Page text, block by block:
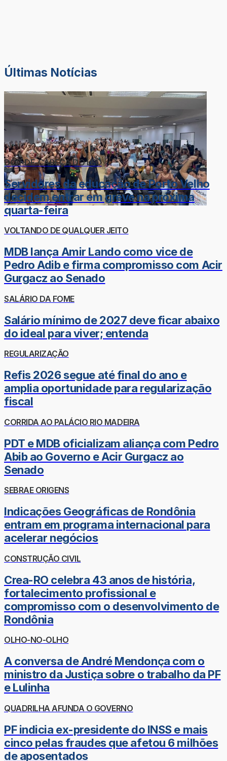
Últimas Notícias
DOR-DE-CABEÇA DO LÉO
Servidores da educação de Porto Velho
decidem entrar em greve na próxima
quarta-feira
VOLTANDO DE QUALQUER JEITO
MDB lança Amir Lando como vice de
Pedro Adib e firma compromisso com Acir
Gurgacz ao Senado
SALÁRIO DA FOME
Salário mínimo de 2027 deve ficar abaixo
do ideal para viver; entenda
REGULARIZAÇÃO
Refis 2026 segue até final do ano e
amplia oportunidade para regularização
fiscal
CORRIDA AO PALÁCIO RIO MADEIRA
PDT e MDB oficializam aliança com Pedro
Abib ao Governo e Acir Gurgacz ao
Senado
SEBRAE ORIGENS
Indicações Geográficas de Rondônia
entram em programa internacional para
acelerar negócios
CONSTRUÇÃO CIVIL
Crea-RO celebra 43 anos de história,
fortalecimento profissional e
compromisso com o desenvolvimento de
Rondônia
OLHO-NO-OLHO
A conversa de André Mendonça com o
ministro da Justiça sobre o trabalho da PF
e Lulinha
QUADRILHA AFUNDA O GOVERNO
PF indicia ex-presidente do INSS e mais
cinco pelas fraudes que afetou 6 milhões
de aposentados